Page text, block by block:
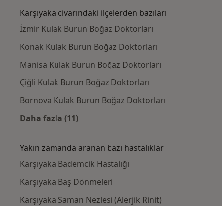
Karşıyaka civarındaki ilçelerden bazıları
İzmir Kulak Burun Boğaz Doktorları
Konak Kulak Burun Boğaz Doktorları
Manisa Kulak Burun Boğaz Doktorları
Çiğli Kulak Burun Boğaz Doktorları
Bornova Kulak Burun Boğaz Doktorları
Daha fazla (11)
Yakın zamanda aranan bazı hastalıklar
Karşıyaka Bademcik Hastalığı
Karşıyaka Baş Dönmeleri
Karşıyaka Saman Nezlesi (Alerjik Rinit)